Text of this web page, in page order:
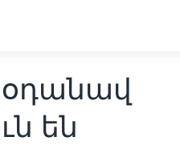
օդանավ
են